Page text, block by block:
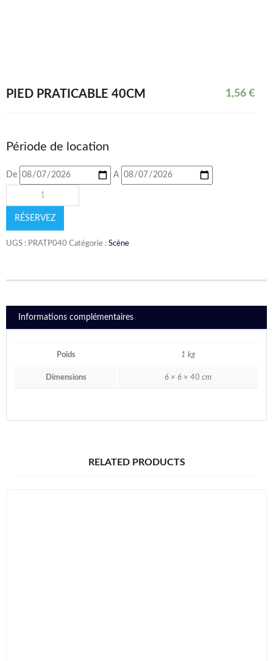
PIED PRATICABLE 40CM 1,56 €
Période de location
De A
RÉSERVEZ
UGS : PRATP040 Catégorie : Scène
Informations complémentaires
Poids 1 kg
Dimensions 6 × 6 × 40 cm
RELATED PRODUCTS